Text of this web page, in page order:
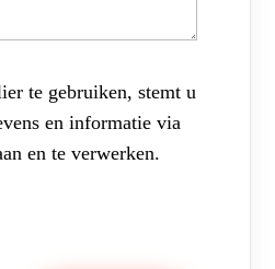
te gebruiken, stemt u
en informatie via
en te verwerken.